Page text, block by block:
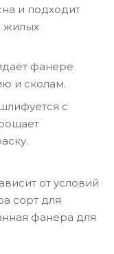
и подходит
жилых
фанере
и сколам.
с
от условий
сорт для
фанера для